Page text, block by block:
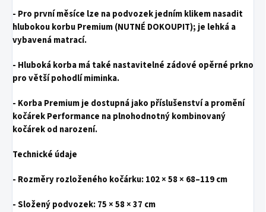
- Pro první měsíce lze na podvozek jedním klikem nasadit
hlubokou korbu Premium(NUTNÉ DOKOUPIT); je lehká a
vybavená matrací.
- Hluboká korba má také nastavitelné zádové opěrné prkno
pro větší pohodlí miminka.
- Korba Premium je dostupná jako příslušenství a promění
kočárek Performance na plnohodnotnýkombinovaný
kočárek od narození.
Technické údaje
- Rozměry rozloženého kočárku:102 × 58 × 68–119 cm
- Složený podvozek:75 × 58 × 37 cm